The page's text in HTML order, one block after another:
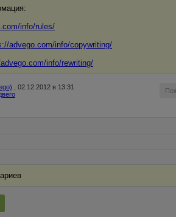
info/rules/
advego.com/info/copywriting/
info/rewriting/
, 02.12.2012 в 13:31